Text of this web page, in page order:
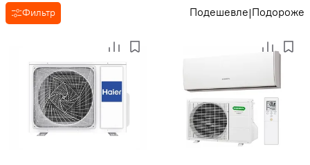
Cooper&Hunter
Hyundai Auratsu
Candy
Mitsubishi Heavy
Zanussi
Royal Clima
Ariston Зима-лето
Инверторные
Gree инверторные
7000 BTU
9000 BTU
12000 BTU 16000 BTU
18000 BTU
Фильтр Подешевле|Подороже